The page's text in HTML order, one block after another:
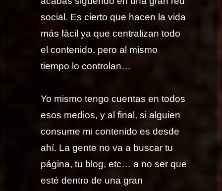
social. Es cierto que hacen la vida
más fácil ya que centralizan todo
el contenido, pero al mismo
tiempo lo controlan…
Yo mismo tengo cuentas en todos
esos medios, y al final, si alguien
consume mi contenido es desde
ahí. La gente no va a buscar tu
página, tu blog, etc… a no ser que
esté dentro de una gran